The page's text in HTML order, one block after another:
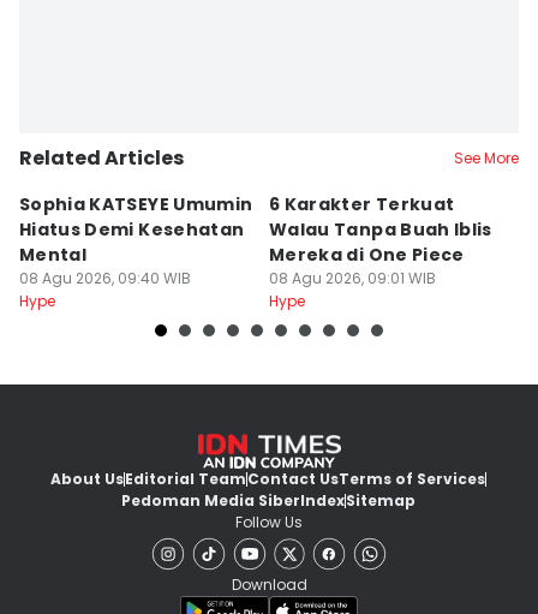
Related Articles See More
Sophia KATSEYE Umumin
Hiatus Demi Kesehatan
Mental
08 Agu 2026, 09:40 WIB
Hype
6 Karakter Terkuat
Walau Tanpa Buah Iblis
Mereka di One Piece
08 Agu 2026, 09:01 WIB
Hype
About UsEditorial TeamContact UsTerms of Services
Pedoman Media SiberIndexSitemap
Follow Us
Download